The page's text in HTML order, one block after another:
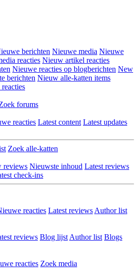
berichten Nieuwe media Nieuwe
reacties Nieuw artikel reacties
Nieuwe reacties op blogberichten New
berichten Nieuw alle-katten items
forums
reacties Latest content Latest updates
Zoek alle-katten
reviews Nieuwste inhoud Latest reviews
check-ins
reacties Latest reviews Author list
reviews Blog lijst Author list Blogs
reacties Zoek media